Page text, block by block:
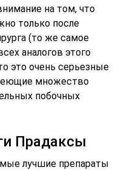
на том, что
только после
(то же самое
аналогов этого
это очень серьезные
множество
побочных
Прадаксы
лучшие препараты